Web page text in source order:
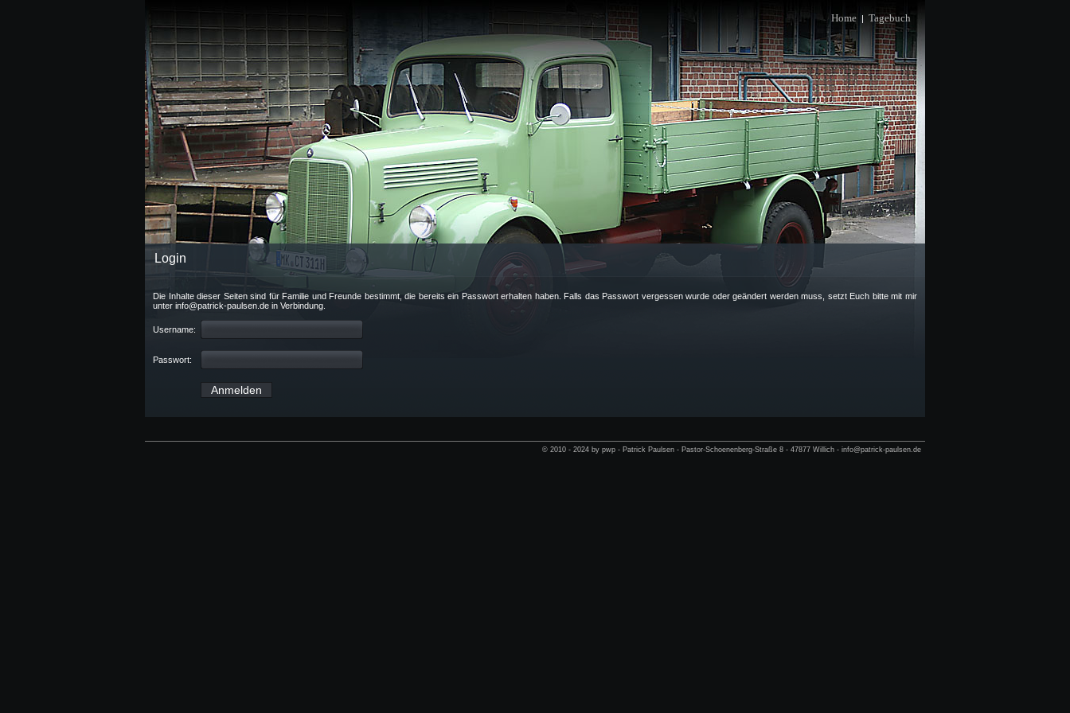
Home | Tagebuch
Login
Die Inhalte dieser Seiten sind für Familie und Freunde bestimmt, die bereits ein Passwort erhalten haben. Falls das Passwort vergessen wurde oder geändert werden muss, setzt Euch bitte mit mir
unter info@patrick-paulsen.de in Verbindung.
Username:
Passwort:
© 2010 - 2024 by pwp - Patrick Paulsen - Pastor-Schoenenberg-Straße 8 - 47877 Willich - info@patrick-paulsen.de